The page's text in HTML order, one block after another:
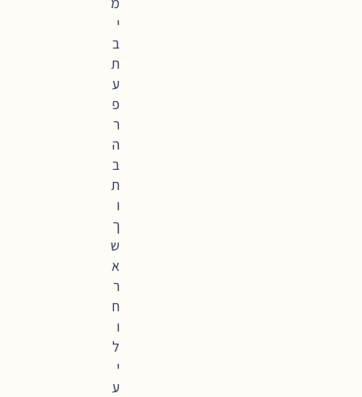
י
ב
ת
ע
פ
ר
ה
ב
ת
ו
ך
ש
א
ר
ח
ו
ל
י
ע